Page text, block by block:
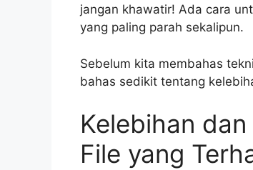
jangan khawatir! Ada cara
yang paling parah sekalipun.
Sebelum kita membahas
bahas sedikit tentang
Kelebihan
File yang